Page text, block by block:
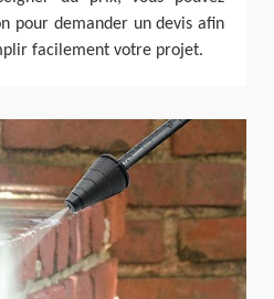
pour demander un devis afin
facilement votre projet.